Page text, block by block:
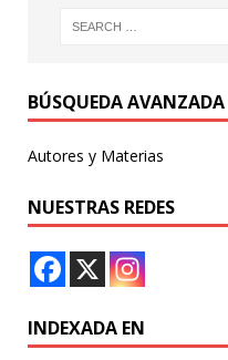
BÚSQUEDA AVANZADA
Autores y Materias
NUESTRAS REDES
INDEXADA EN